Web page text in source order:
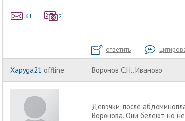
61 2
ответить
Xapyga21 offline Воронов С.Н., Иваново
Девочки, после
Воронова. Они белеют но